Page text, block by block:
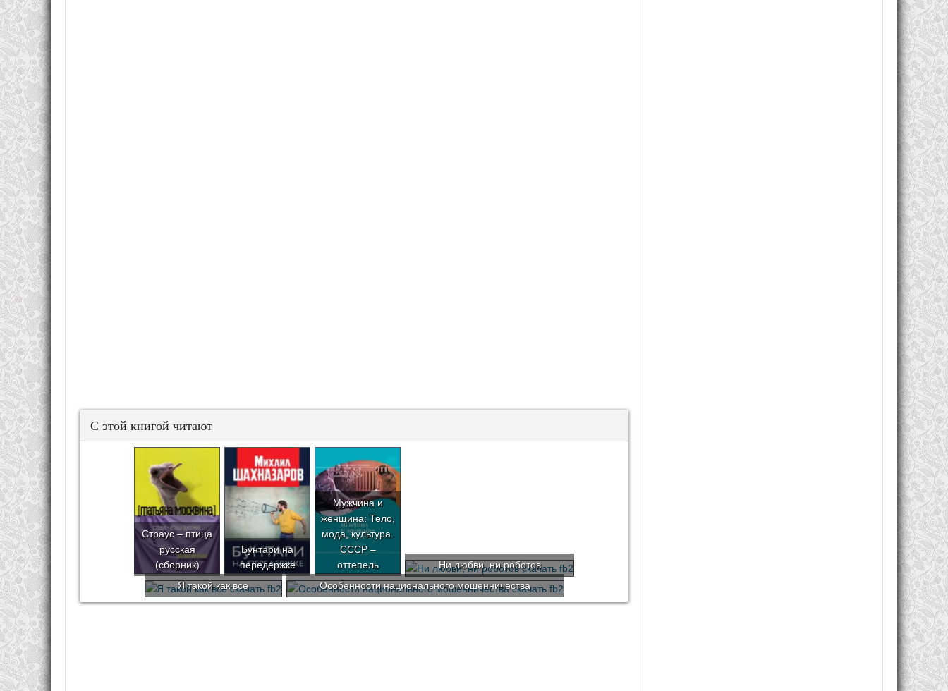
С этой книгой читают
Страус – птица
русская
(сборник)
Бунтари на
передержке
Мужчина и
женщина: Тело,
мода, культура.
СССР –
оттепель
Ни любви, ни роботов
Я такой как все
Особенности национального мошенничества